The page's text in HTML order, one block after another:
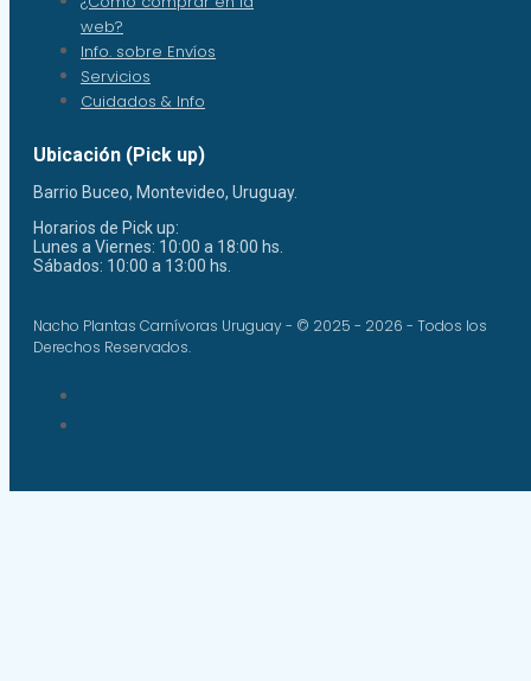
web?
Info. sobre Envíos
Servicios
Cuidados & Info
Ubicación (Pick up)
Barrio Buceo, Montevideo, Uruguay.
Horarios de Pick up:
Lunes a Viernes: 10:00 a 18:00 hs.
Sábados: 10:00 a 13:00 hs.
Nacho Plantas Carnívoras Uruguay - © 2025 - 2026 - Todos los
Derechos Reservados.